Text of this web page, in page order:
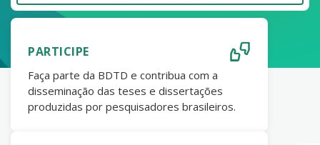
PARTICIPE
Faça parte da BDTD e contribua com a
disseminação das teses e dissertações
produzidas por pesquisadores brasileiros.